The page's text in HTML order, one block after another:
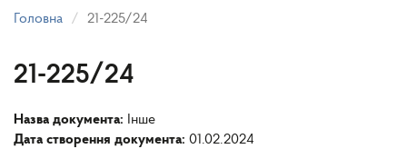
Головна 21-225/24
21-225/24
Назва документа:
Інше
Дата створення документа: 01.02.2024